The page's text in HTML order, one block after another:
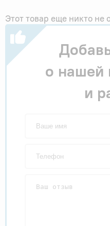
Этот товар еще никто не
о нашей
и